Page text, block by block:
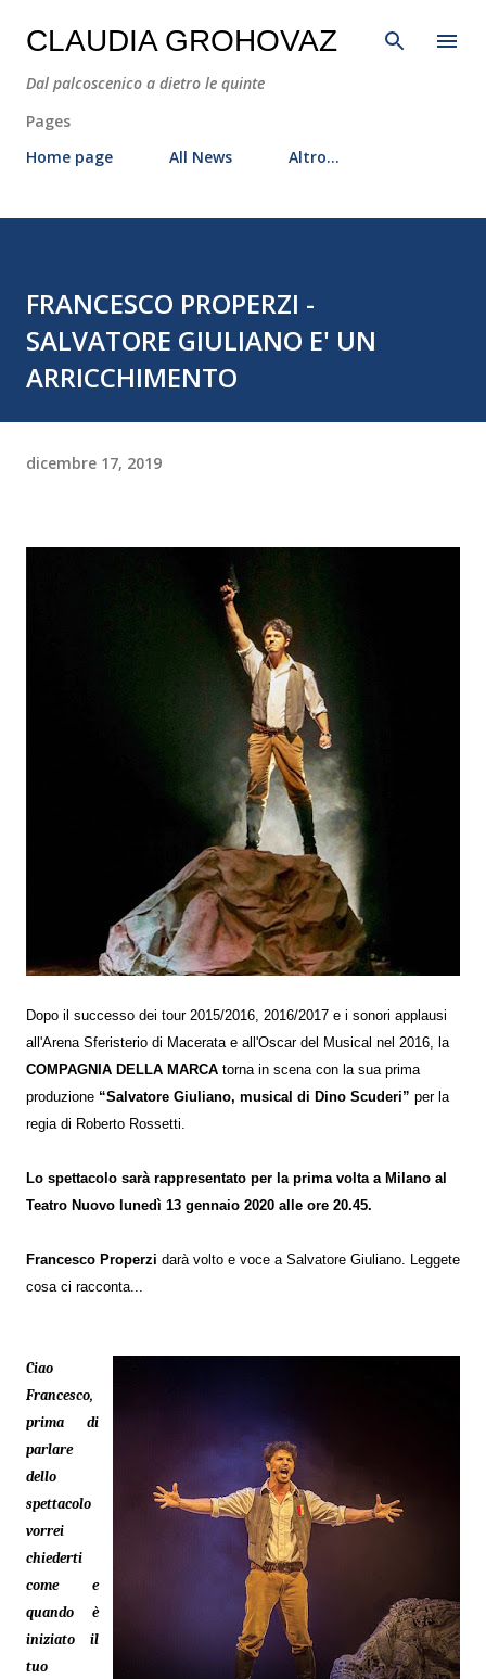
Passa ai contenuti principali
CLAUDIA GROHOVAZ
Dal palcoscenico a dietro le quinte
Pages
Home page
All News Altro…
FRANCESCO PROPERZI -
SALVATORE GIULIANO E' UN
ARRICCHIMENTO
dicembre 17, 2019
Dopo il successo dei tour 2015/2016, 2016/2017 e i sonori applausi
all'Arena Sferisterio di Macerata e all'Oscar del Musical nel 2016, la
COMPAGNIA DELLA MARCA torna in scena con la sua prima
produzione “Salvatore Giuliano, musical di Dino Scuderi” per la
regia di Roberto Rossetti.
Lo spettacolo sarà rappresentato per la prima volta a Milano al
Teatro Nuovo lunedì 13 gennaio 2020 alle ore 20.45.
Francesco Properzi darà volto e voce a Salvatore Giuliano. Leggete
cosa ci racconta...
Ciao
Francesco,
prima di
parlare
dello
spettacolo
vorrei
chiederti
come e
quando è
iniziato il
tuo